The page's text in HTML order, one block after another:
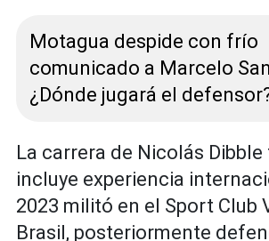
Motagua despide con frío
comunicado a Marcelo
¿Dónde jugará el
La carrera de Nicolás Dibble
incluye experiencia
2023 militó en el Sport Club
Brasil, posteriormente